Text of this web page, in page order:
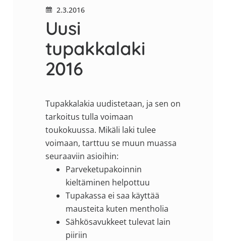
2.3.2016
Uusi
tupakkalaki
2016
Tupakkalakia uudistetaan, ja sen on
tarkoitus tulla voimaan
toukokuussa. Mikäli laki tulee
voimaan, tarttuu se muun muassa
seuraaviin asioihin:
Parveketupakoinnin
kieltäminen helpottuu
Tupakassa ei saa käyttää
mausteita kuten mentholia
Sähkösavukkeet tulevat lain
piiriin